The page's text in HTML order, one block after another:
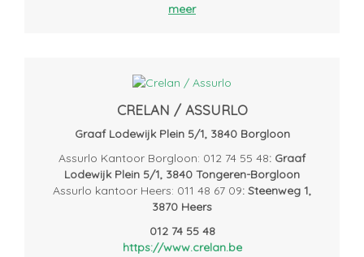
meer
CRELAN / ASSURLO
Graaf Lodewijk Plein 5/1, 3840 Borgloon
Assurlo Kantoor Borgloon: 012 74 55 48: Graaf
Lodewijk Plein 5/1, 3840 Tongeren-Borgloon
Assurlo kantoor Heers: 011 48 67 09: Steenweg 1,
3870 Heers
012 74 55 48
https://www.crelan.be